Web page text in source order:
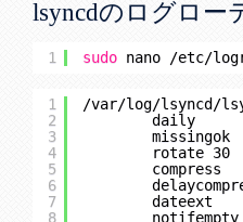
lsyncdのログロー
1 sudo nano /etc/
1
2
3
4
5
6
7
8
/var/log/lsyncd/
daily
missingok
rotate 30
compress
dateext
notifempty